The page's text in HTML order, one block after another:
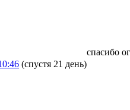
(спустя 21 день)
спасибо